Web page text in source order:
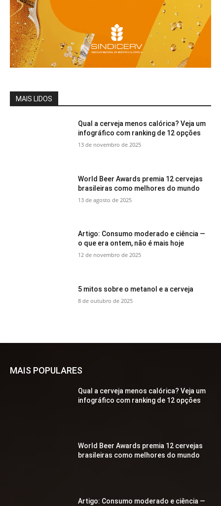
MAIS LIDOS
Qual a cerveja menos calórica? Veja um
infográfico com ranking de 12 opções
13 de novembro de 2025
World Beer Awards premia 12 cervejas
brasileiras como melhores do mundo
13 de agosto de 2025
Artigo: Consumo moderado e ciência —
o que era ontem, não é mais hoje
12 de novembro de 2025
5 mitos sobre o metanol e a cerveja
8 de outubro de 2025
MAIS POPULARES
Qual a cerveja menos calórica? Veja um
infográfico com ranking de 12 opções
World Beer Awards premia 12 cervejas
brasileiras como melhores do mundo
Artigo: Consumo moderado e ciência —